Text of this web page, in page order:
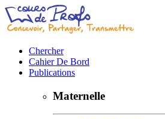
Chercher
Cahier De Bord
Publications
Maternelle